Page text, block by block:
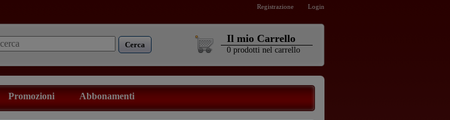
Registrazione Login
Cerca
Il mio Carrello
0 prodotti nel carrello
Promozioni Abbonamenti